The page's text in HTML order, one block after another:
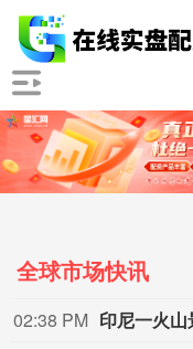
全球市场快讯
02:38 PM